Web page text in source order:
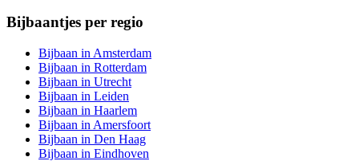
Bijbaantjes per regio
Bijbaan in Amsterdam
Bijbaan in Rotterdam
Bijbaan in Utrecht
Bijbaan in Leiden
Bijbaan in Haarlem
Bijbaan in Amersfoort
Bijbaan in Den Haag
Bijbaan in Eindhoven